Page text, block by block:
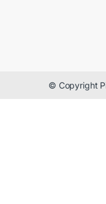
© Copyright